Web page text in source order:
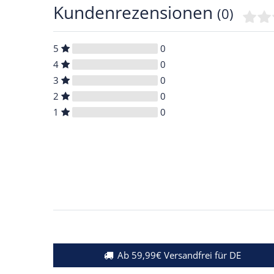
Kundenrezensionen (0)
5
0
4
0
3
0
2
0
1
0
Ab 59,99€ Versandfrei für DE